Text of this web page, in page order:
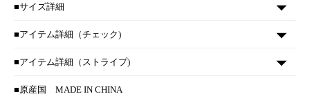
■サイズ詳細
■アイテム詳細（チェック)
■アイテム詳細（ストライプ)
■原産国 MADE IN CHINA